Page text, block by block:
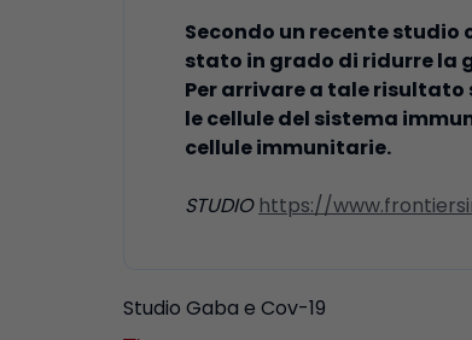
Secondo un recente
stato in grado di ridurre la
Per arrivare a tale
le cellule del sistema
cellule immunitarie.
STUDIO https://
Studio Gaba e Cov-19